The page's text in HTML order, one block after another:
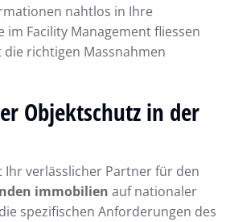
nahtlos in Ihre
im Facility Management fliessen
richtigen Massnahmen
Objektschutz in der
Ihr verlässlicher Partner für den
immobilien auf nationaler
spezifischen Anforderungen des